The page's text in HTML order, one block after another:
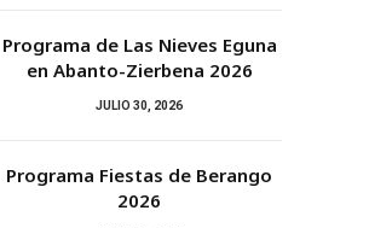
Programa de Las Nieves Eguna
en Abanto-Zierbena 2026
JULIO 30, 2026
Programa Fiestas de Berango
2026